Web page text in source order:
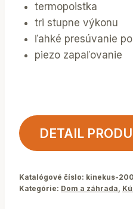
termopoistka
tri stupne výkonu
ľahké presúvanie
piezo zapaľovanie
DETAIL
Katalógové číslo: kinekus-
Kategórie: Dom a záhrada